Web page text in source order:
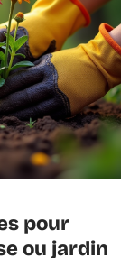
pour
ou jardin